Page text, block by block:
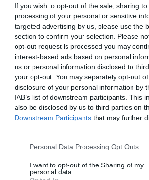
If you wish to opt-out of the sale, sharing
processing of your personal or sensitive
targeted advertising by us, please use the
section to confirm your selection. Please
opt-out request is processed you may
interest-based ads based on personal
us or personal information disclosed to
your opt-out. You may separately opt-out
disclosure of your personal information by
IAB’s list of downstream participants. This
also be disclosed by us to third parties on
Downstream Participants that may further
Please note that this website/app uses one
not limited to your visit or usage behaviour.
grant or deny consent to Google and its
Personal Data Processing Opt Outs
I want to opt-out of the Sharing of my
personal data.
Persze volt világítás, egy-egy
villanykörték, hogy kicsit
Korábban csak gyertyával mentek
olyan pont, ahol a vezető lekapcsolta
maga zseblámpáját is, hogy
sötét, mit érezhetett a két gyerek,
elaludt. (Igazából nem vesztek el,
Nagyon érdekes és nagyon
A falak, sziklák tele voltak irkálva
gyertyalánggal felírva vagy
jártak ott. A legkorábbi 1820-as volt
James is bujdokolt az egyik
ne találják meg. Ő is odaírta a
három leghíresebb írásszakértőjét